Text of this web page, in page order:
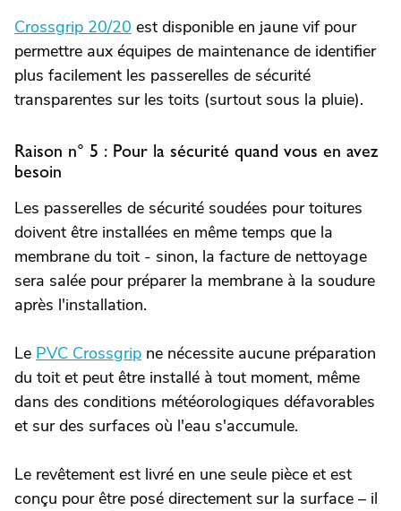
Crossgrip 20/20 est disponible en jaune vif pour
permettre aux équipes de maintenance de identifier
plus facilement les passerelles de sécurité
transparentes sur les toits (surtout sous la pluie).
Raison n° 5 : Pour la sécurité quand vous en avez
besoin
Les passerelles de sécurité soudées pour toitures
doivent être installées en même temps que la
membrane du toit - sinon, la facture de nettoyage
sera salée pour préparer la membrane à la soudure
après l'installation.
Le PVC Crossgrip ne nécessite aucune préparation
du toit et peut être installé à tout moment, même
dans des conditions météorologiques défavorables
et sur des surfaces où l'eau s'accumule.
Le revêtement est livré en une seule pièce et est
conçu pour être posé directement sur la surface – il